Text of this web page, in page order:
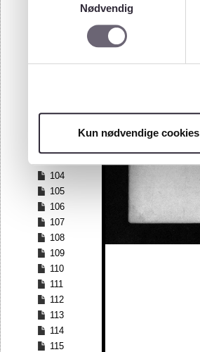
Nødvendig
Kun nødvendige cookies
97
100
104
105
106
107
108
109
110
111
112
113
114
115